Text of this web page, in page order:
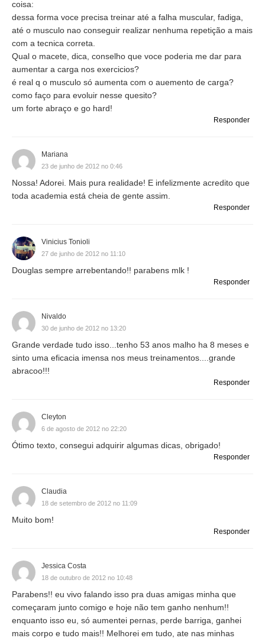
coisa:
dessa forma voce precisa treinar até a falha muscular, fadiga,
até o musculo nao conseguir realizar nenhuma repetição a mais
com a tecnica correta.
Qual o macete, dica, conselho que voce poderia me dar para
aumentar a carga nos exercicios?
é real q o musculo só aumenta com o auemento de carga?
como faço para evoluir nesse quesito?
um forte abraço e go hard!
Responder
Mariana
23 de junho de 2012 no 0:46
Nossa! Adorei. Mais pura realidade! E infelizmente acredito que
toda academia está cheia de gente assim.
Responder
Vinicius Tonioli
27 de junho de 2012 no 11:10
Douglas sempre arrebentando!! parabens mlk !
Responder
Nivaldo
30 de junho de 2012 no 13:20
Grande verdade tudo isso...tenho 53 anos malho ha 8 meses e
sinto uma eficacia imensa nos meus treinamentos....grande
abracoo!!!
Responder
Cleyton
6 de agosto de 2012 no 22:20
Ótimo texto, consegui adquirir algumas dicas, obrigado!
Responder
Claudia
18 de setembro de 2012 no 11:09
Muito bom!
Responder
Jessica Costa
18 de outubro de 2012 no 10:48
Parabens!! eu vivo falando isso pra duas amigas minha que
começaram junto comigo e hoje não tem ganho nenhum!!
enquanto isso eu, só aumentei pernas, perde barriga, ganhei
mais corpo e tudo mais!! Melhorei em tudo, ate nas minhas